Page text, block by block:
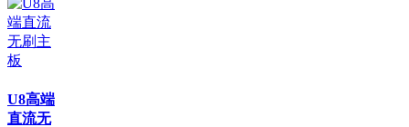
U8高端
直流无